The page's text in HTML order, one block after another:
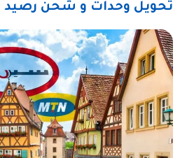
تحويل وحدات و شحن رصيد